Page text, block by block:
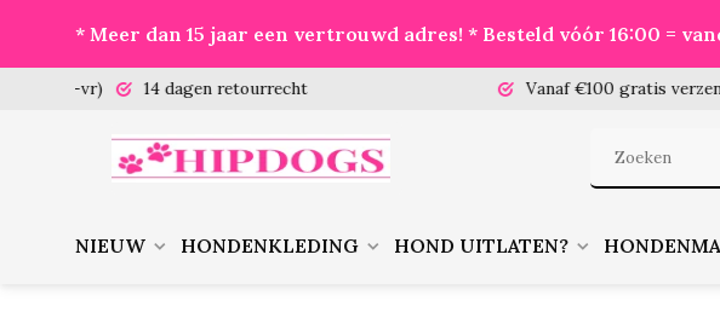
* Meer dan 15 jaar een vertrouwd adres! * Besteld vóór 16:00 =
14 dagen retourrecht Vanaf €100 gratis
NIEUW HONDENKLEDING HOND UITLATEN?